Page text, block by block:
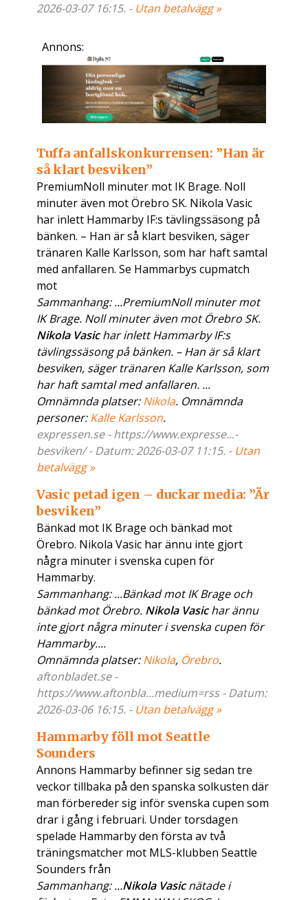
2026-03-07 16:15. - Utan betalvägg »
Annons:
Tuffa anfallskonkurrensen: ”Han är
så klart besviken”
PremiumNoll minuter mot IK Brage. Noll
minuter även mot Örebro SK. Nikola Vasic
har inlett Hammarby IF:s tävlingssäsong på
bänken. – Han är så klart besviken, säger
tränaren Kalle Karlsson, som har haft samtal
med anfallaren. Se Hammarbys cupmatch
mot
Sammanhang: ...PremiumNoll minuter mot
IK Brage. Noll minuter även mot Örebro SK.
Nikola Vasichar inlett Hammarby IF:s
tävlingssäsong på bänken. – Han är så klart
besviken, säger tränaren Kalle Karlsson, som
har haft samtal med anfallaren. ...
Omnämnda platser:Nikola. Omnämnda
personer:Kalle Karlsson.
expressen.se - https://www.expresse...-
besviken/ - Datum: 2026-03-07 11:15. - Utan
betalvägg »
Vasic petad igen – duckar media: ”Är
besviken”
Bänkad mot IK Brage och bänkad mot
Örebro. Nikola Vasic har ännu inte gjort
några minuter i svenska cupen för
Hammarby.
Sammanhang: ...Bänkad mot IK Brage och
bänkad mot Örebro. Nikola Vasichar ännu
inte gjort några minuter i svenska cupen för
Hammarby....
Omnämnda platser:Nikola, Örebro.
aftonbladet.se -
https://www.aftonbla...medium=rss - Datum:
2026-03-06 16:15. - Utan betalvägg »
Hammarby föll mot Seattle
Sounders
Annons Hammarby befinner sig sedan tre
veckor tillbaka på den spanska solkusten där
man förbereder sig inför svenska cupen som
drar i gång i februari. Under torsdagen
spelade Hammarby den första av två
träningsmatcher mot MLS-klubben Seattle
Sounders från
Sammanhang: ...Nikola Vasicnätade i